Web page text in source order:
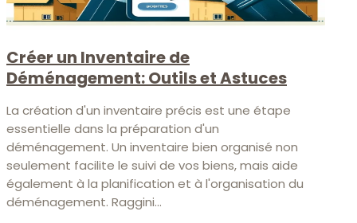
Créer un Inventaire de
Déménagement: Outils et Astuces
La création d'un inventaire précis est une étape
essentielle dans la préparation d'un
déménagement. Un inventaire bien organisé non
seulement facilite le suivi de vos biens, mais aide
également à la planification et à l'organisation du
déménagement. Raggini...